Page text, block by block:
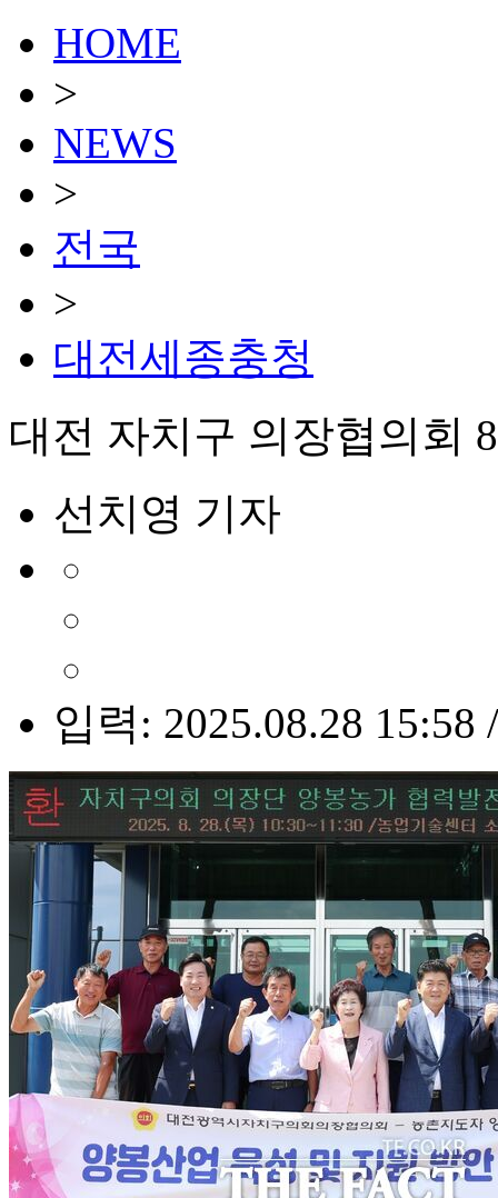
HOME
>
NEWS
>
전국
>
대전세종충청
대전 자치구 의장협의회
선치영 기자
입력: 2025.08.28 15:58